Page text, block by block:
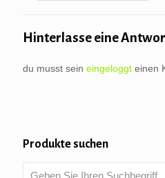
Hinterlasse eine
du musst sein eingeloggt einen
Produkte suchen